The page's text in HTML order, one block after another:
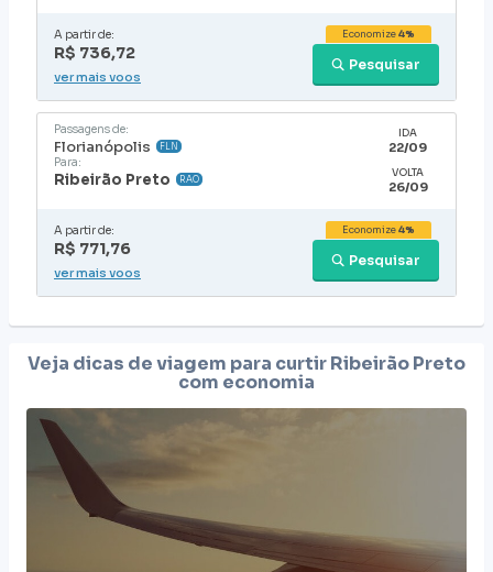
A partir de:
R$ 736,72
Pesquisar
Economize4%
ver mais voos
Passagens de:
Florianópolis FLN
Para:
Ribeirão Preto RAO
IDA
22/09
VOLTA
26/09
A partir de:
R$ 771,76
Pesquisar
Economize4%
ver mais voos
Veja dicas de viagem para curtirRibeirão Preto
com economia